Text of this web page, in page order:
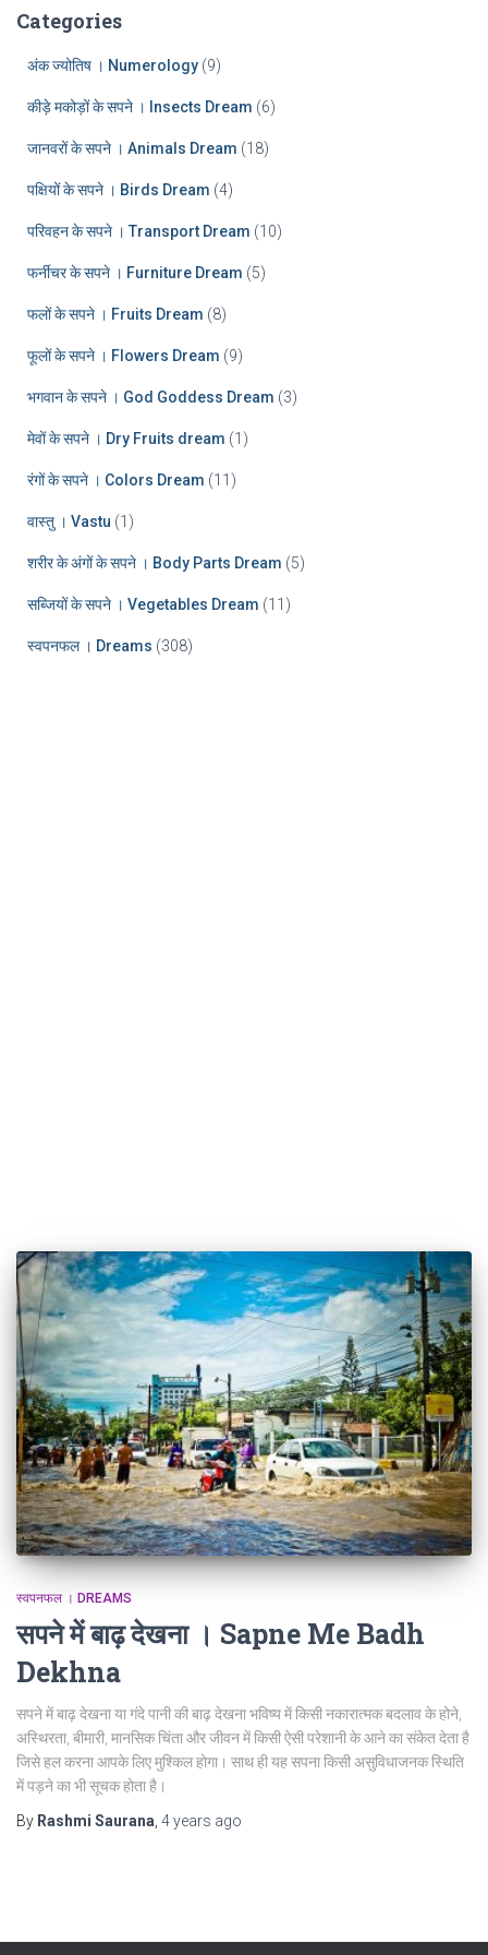
h
Categories
अंक ज्योतिष । Numerology (9)
कीड़े मकोड़ों के सपने । Insects Dream (6)
जानवरों के सपने । Animals Dream (18)
पक्षियों के सपने । Birds Dream (4)
परिवहन के सपने । Transport Dream (10)
फर्नीचर के सपने । Furniture Dream (5)
फलों के सपने । Fruits Dream (8)
फूलों के सपने । Flowers Dream (9)
भगवान के सपने । God Goddess Dream (3)
मेवों के सपने । Dry Fruits dream (1)
रंगों के सपने । Colors Dream (11)
वास्तु । Vastu (1)
शरीर के अंगों के सपने । Body Parts Dream (5)
सब्जियों के सपने । Vegetables Dream (11)
स्वपनफल । Dreams (308)
स्वपनफल । DREAMS
सपने में बाढ़ देखना । Sapne Me Badh
Dekhna
सपने में बाढ़ देखना या गंदे पानी की बाढ़ देखना भविष्य में किसी नकारात्मक बदलाव के होने,
अस्थिरता, बीमारी, मानसिक चिंता और जीवन में किसी ऐसी परेशानी के आने का संकेत देता है
जिसे हल करना आपके लिए मुश्किल होगा। साथ ही यह सपना किसी असुविधाजनक स्थिति
में पड़ने का भी सूचक होता है।
By Rashmi Saurana 4 years ago